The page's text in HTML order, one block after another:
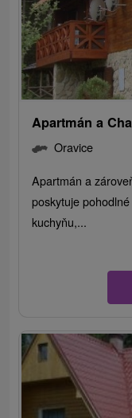
Apartmán a
Oravice
Apartmán a
poskytuje
kuchyňu,...